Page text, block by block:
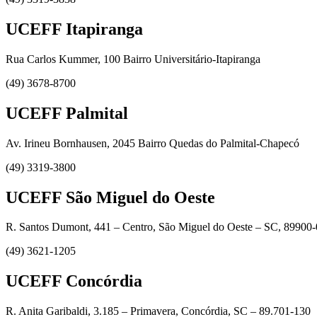
UCEFF Itapiranga
Rua Carlos Kummer, 100 Bairro Universitário-Itapiranga
(49) 3678-8700
UCEFF Palmital
Av. Irineu Bornhausen, 2045 Bairro Quedas do Palmital-Chapecó
(49) 3319-3800
UCEFF São Miguel do Oeste
R. Santos Dumont, 441 – Centro, São Miguel do Oeste – SC,
(49) 3621-1205
UCEFF Concórdia
R. Anita Garibaldi, 3.185 – Primavera, Concórdia, SC – 89.701-130